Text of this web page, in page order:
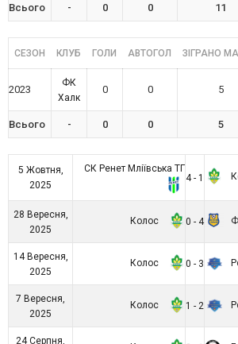
Всього - 0 0 11
СЕЗОН КЛУБ ГОЛИ АВТОГОЛ ЗІГРАНО
2023
ФК
Халк
0 0 5
Всього - 0 0 5
5 Жовтня,
2025
СК Ренет Мліївська ТГ
4 - 1
28 Вересня,
2025
Колос 0 - 4
14 Вересня,
2025
Колос 0 - 3
7 Вересня,
2025
Колос 1 - 2
24 Серпня,